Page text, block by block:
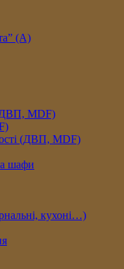
(A)
MDF)
(ДВП, MDF)
шафи
кухоні…)